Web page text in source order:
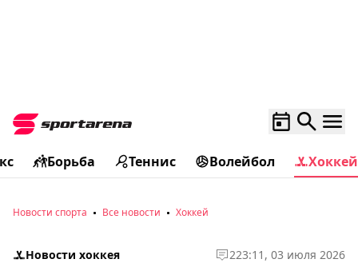
Борьба Теннис Волейбол Хоккей
Новости спорта Все новости Хоккей
Новости хоккея 223:11, 03 июля 2026